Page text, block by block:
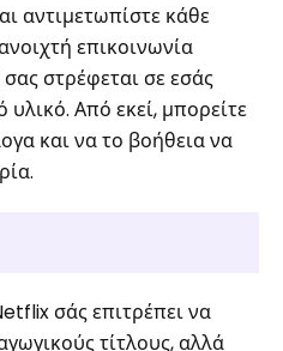
αντιμετωπίστε κάθε
επικοινωνία
σας στρέφεται σε εσάς
Από εκεί, μπορείτε
και να το βοήθεια να
σάς επιτρέπει να
τίτλους, αλλά